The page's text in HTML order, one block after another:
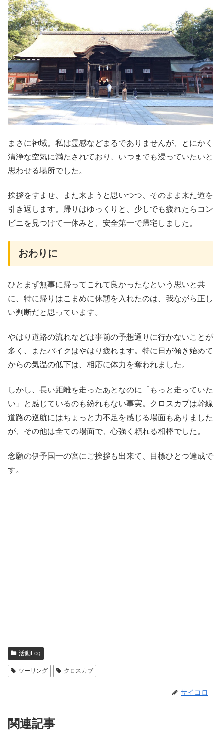
まさに神域。私は霊感などまるでありませんが、とにかく
清浄な空気に満たされており、いつまでも浸っていたいと
思わせる場所でした。
挨拶をすませ、また来ようと思いつつ、そのまま来た道を
引き返します。帰りはゆっくりと、少しでも疲れたらコン
ビニを見つけて一休みと、安全第一で帰宅しました。
おわりに
ひとまず無事に帰ってこれて良かったなという思いと共
に、特に帰りはこまめに休憩を入れたのは、我ながら正し
い判断だと思っています。
やはり道路の流れなどは事前の予想通りに行かないことが
多く、またバイクはやはり疲れます。特に日が傾き始めて
からの気温の低下は、相応に体力を奪われました。
しかし、長い距離を走ったあとなのに「もっと走っていた
い」と感じているのも紛れもない事実。クロスカブは幹線
道路の巡航にはちょっと力不足を感じる場面もありました
が、その他は全ての場面で、心強く頼れる相棒でした。
念願の伊予国一の宮にご挨拶も出来て、目標ひとつ達成で
す。
活動Log
ツーリング クロスカブ
サイコロ
関連記事